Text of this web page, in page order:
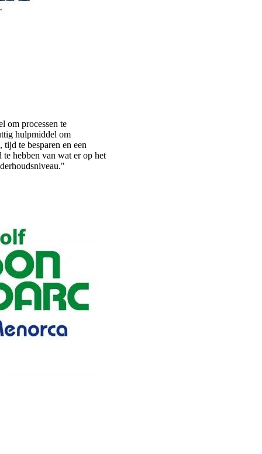
om processen te
hulpmiddel om
tijd te besparen en een
hebben van wat er op het